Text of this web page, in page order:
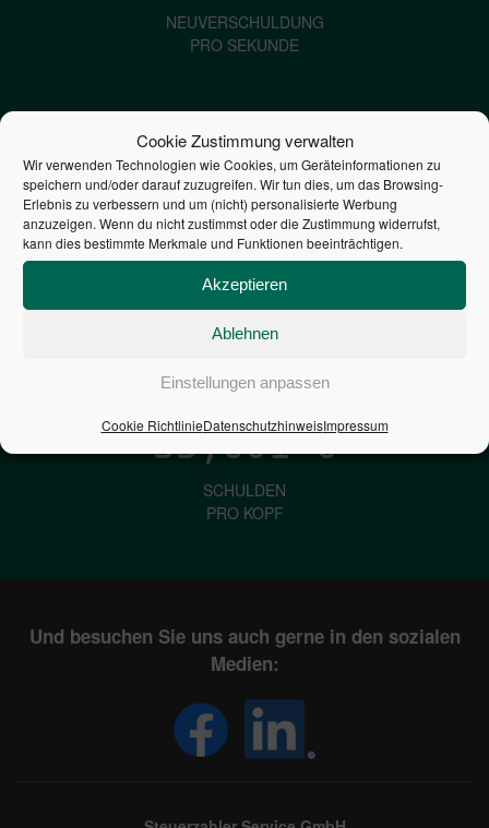
Cookie Zustimmung verwalten
Wir verwenden Technologien wie Cookies, um Geräteinformationen zu
speichern und/oder darauf zuzugreifen. Wir tun dies, um das Browsing-
Erlebnis zu verbessern und um (nicht) personalisierte Werbung
anzuzeigen. Wenn du nicht zustimmst oder die Zustimmung widerrufst,
kann dies bestimmte Merkmale und Funktionen beeinträchtigen.
Akzeptieren
Ablehnen
Einstellungen anpassen
Cookie RichtlinieDatenschutzhinweisImpressum
NEUVERSCHULDUNG
PRO SEKUNDE
1,601€
ZINSEN
PRO SEKUNDE
2,804,589,186,091
STAATSVERSCHULDUNG
33,601€
SCHULDEN
PRO KOPF
Und besuchen Sie uns auch gerne in den sozialen
Medien: